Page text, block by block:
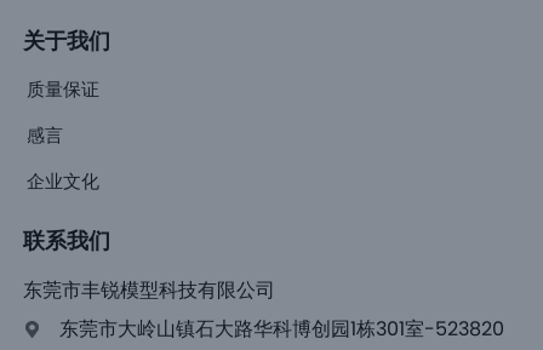
关于我们
质量保证
感言
企业文化
联系我们
东莞市丰锐模型科技有限公司
东莞市大岭山镇石大路华科博创园1栋301室-523820